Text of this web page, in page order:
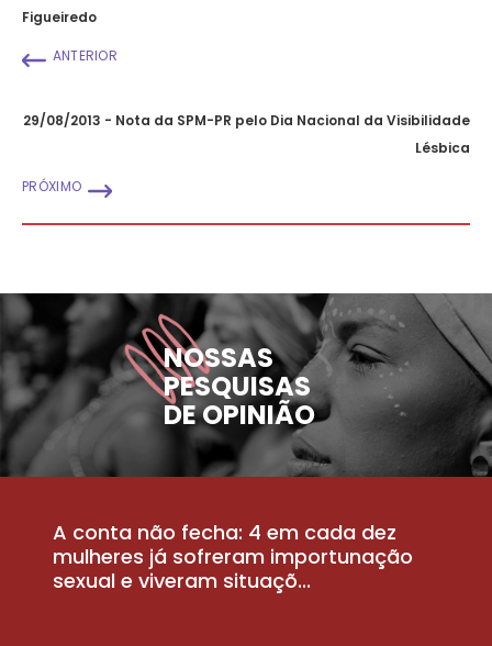
Figueiredo
ANTERIOR
29/08/2013 - Nota da SPM-PR pelo Dia Nacional da Visibilidade
Lésbica
PRÓXIMO
NOSSAS
PESQUISAS
DE OPINIÃO
A conta não fecha: 4 em cada dez
mulheres já sofreram importunação
sexual e viveram situaçõ...